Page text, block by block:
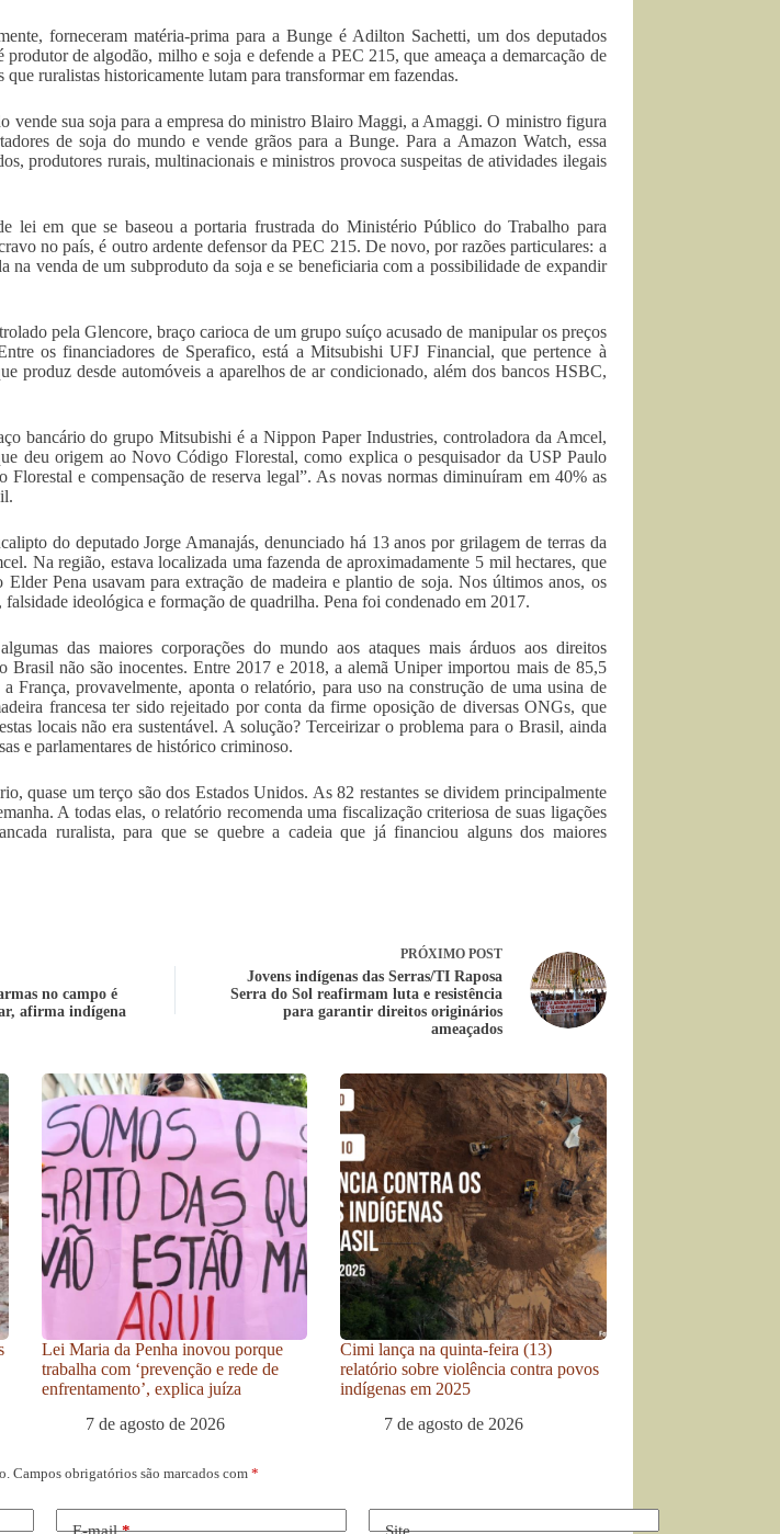
forneceram matéria-prima para a Bunge é Adilton Sachetti, um dos deputados
de algodão, milho e soja e defende a PEC 215, que ameaça a demarcação de
ruralistas historicamente lutam para transformar em fazendas.
vende sua soja para a empresa do ministro Blairo Maggi, a Amaggi. O ministro figura
de soja do mundo e vende grãos para a Bunge. Para a Amazon Watch, essa
produtores rurais, multinacionais e ministros provoca suspeitas de atividades ilegais
lei em que se baseou a portaria frustrada do Ministério Público do Trabalho para
no país, é outro ardente defensor da PEC 215. De novo, por razões particulares: a
na venda de um subproduto da soja e se beneficiaria com a possibilidade de expandir
pela Glencore, braço carioca de um grupo suíço acusado de manipular os preços
os financiadores de Sperafico, está a Mitsubishi UFJ Financial, que pertence à
produz desde automóveis a aparelhos de ar condicionado, além dos bancos HSBC,
bancário do grupo Mitsubishi é a Nippon Paper Industries, controladora da Amcel,
deu origem ao Novo Código Florestal, como explica o pesquisador da USP Paulo
e compensação de reserva legal”. As novas normas diminuíram em 40% as
do deputado Jorge Amanajás, denunciado há 13 anos por grilagem de terras da
Na região, estava localizada uma fazenda de aproximadamente 5 mil hectares, que
Pena usavam para extração de madeira e plantio de soja. Nos últimos anos, os
ideológica e formação de quadrilha. Pena foi condenado em 2017.
das maiores corporações do mundo aos ataques mais árduos aos direitos
Brasil não são inocentes. Entre 2017 e 2018, a alemã Uniper importou mais de 85,5
França, provavelmente, aponta o relatório, para uso na construção de uma usina de
francesa ter sido rejeitado por conta da firme oposição de diversas ONGs, que
locais não era sustentável. A solução? Terceirizar o problema para o Brasil, ainda
e parlamentares de histórico criminoso.
quase um terço são dos Estados Unidos. As 82 restantes se dividem principalmente
A todas elas, o relatório recomenda uma fiscalização criteriosa de suas ligações
ruralista, para que se quebre a cadeia que já financiou alguns dos maiores
no campo é
afirma indígena
PRÓXIMO POST
Jovens indígenas das Serras/TI Raposa
Serra do Sol reafirmam luta e resistência
para garantir direitos originários
ameaçados
Lei Maria da Penha inovou porque
trabalha com ‘prevenção e rede de
enfrentamento’, explica juíza
7 de agosto de 2026
Cimi lança na quinta-feira (13)
relatório sobre violência contra povos
indígenas em 2025
7 de agosto de 2026
Campos obrigatórios são marcados com *